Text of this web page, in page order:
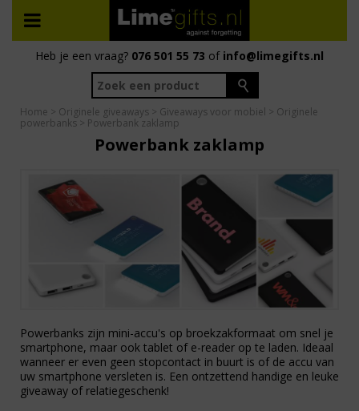
Heb je een vraag? 076 501 55 73 of info@limegifts.nl
Home > Originele giveaways > Giveaways voor mobiel > Originele
powerbanks > Powerbank zaklamp
Powerbank zaklamp
Powerbanks zijn mini-accu's op broekzakformaat om snel je
smartphone, maar ook tablet of e-reader op te laden. Ideaal
wanneer er even geen stopcontact in buurt is of de accu van
uw smartphone versleten is. Een ontzettend handige en leuke
giveaway of relatiegeschenk!